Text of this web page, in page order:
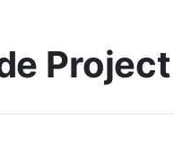
Project